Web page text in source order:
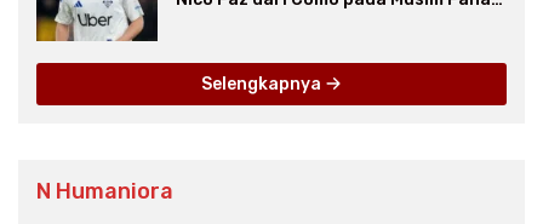
Selengkapnya
N Humaniora